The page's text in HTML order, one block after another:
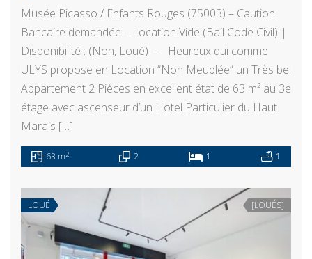
Musée Picasso / Enfants Rouges (75003) – Caution
Bancaire demandée – Location Vide (Bail Code Civil) |
Disponibilité : (Non, Loué) – Heureux qui comme
ULYS propose en Location “Non Meublée” un Très bel
Appartement 2 Pièces en excellent état de 63 m² au 3e
étage avec ascenseur d’un Hotel Particulier du Haut
Marais […]
63 m2 2 1 1
LOUÉ [LOUÉS]